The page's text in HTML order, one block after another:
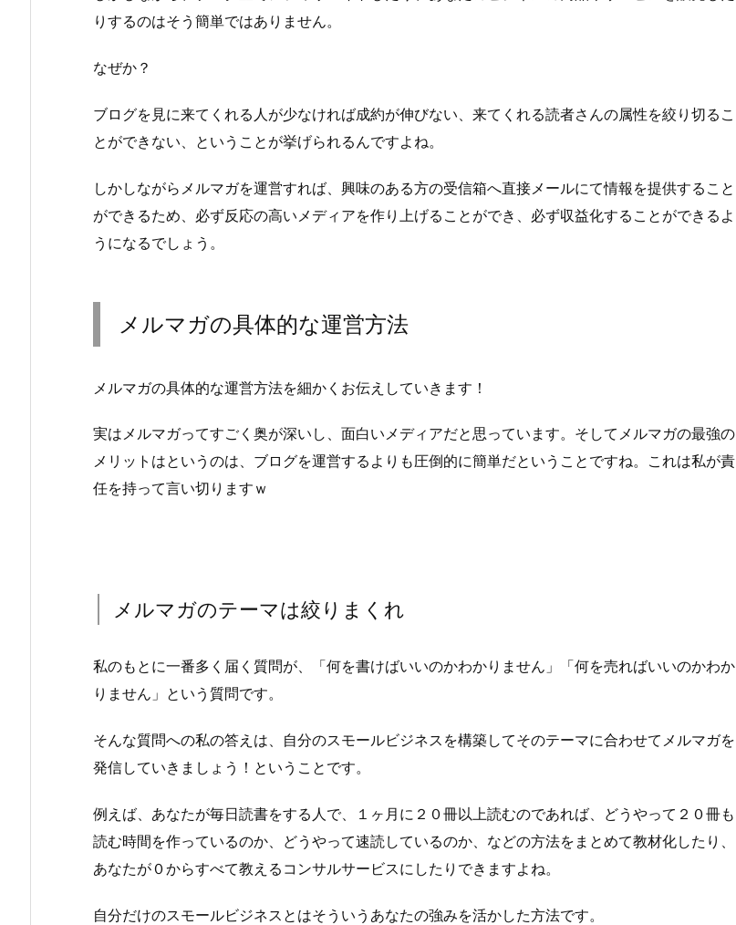
りするのはそう簡単ではありません。
なぜか？
ブログを見に来てくれる人が少なければ成約が伸びない、来てくれる読者さんの属性を絞り切るこ
とができない、ということが挙げられるんですよね。
しかしながらメルマガを運営すれば、興味のある方の受信箱へ直接メールにて情報を提供すること
ができるため、必ず反応の高いメディアを作り上げることができ、必ず収益化することができるよ
うになるでしょう。
メルマガの具体的な運営方法
メルマガの具体的な運営方法を細かくお伝えしていきます！
実はメルマガってすごく奥が深いし、面白いメディアだと思っています。そしてメルマガの最強の
メリットはというのは、ブログを運営するよりも圧倒的に簡単だということですね。これは私が責
任を持って言い切りますｗ
メルマガのテーマは絞りまくれ
私のもとに一番多く届く質問が、「何を書けばいいのかわかりません」「何を売ればいいのかわか
りません」という質問です。
そんな質問への私の答えは、自分のスモールビジネスを構築してそのテーマに合わせてメルマガを
発信していきましょう！ということです。
例えば、あなたが毎日読書をする人で、１ヶ月に２０冊以上読むのであれば、どうやって２０冊も
読む時間を作っているのか、どうやって速読しているのか、などの方法をまとめて教材化したり、
あなたが０からすべて教えるコンサルサービスにしたりできますよね。
自分だけのスモールビジネスとはそういうあなたの強みを活かした方法です。